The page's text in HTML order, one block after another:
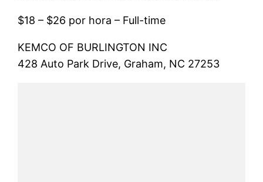
$18 – $26 por hora – Full-time
KEMCO OF BURLINGTON INC
428 Auto Park Drive, Graham, NC 27253